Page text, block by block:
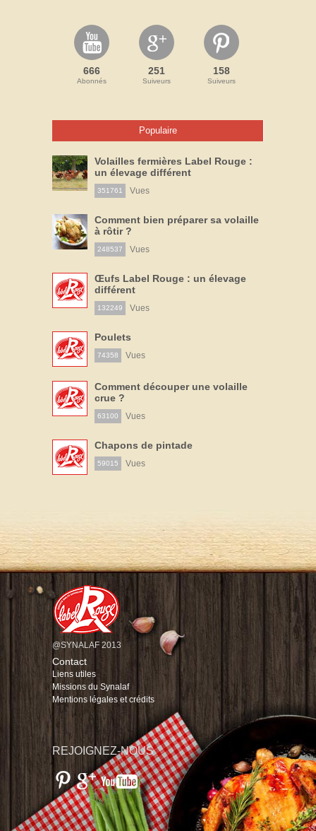
666
Abonnés
251
Suiveurs
158
Suiveurs
Populaire
Volailles fermières Label Rouge :
un élevage différent
351761 Vues
Comment bien préparer sa volaille
à rôtir ?
248537 Vues
Œufs Label Rouge : un élevage
différent
132249 Vues
Poulets
74358 Vues
Comment découper une volaille
crue ?
63100 Vues
Chapons de pintade
59015 Vues
@SYNALAF 2013
Contact
Liens utiles
Missions du Synalaf
Mentions légales et crédits
REJOIGNEZ-NOUS